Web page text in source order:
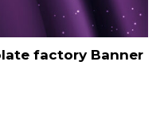
factory Banner